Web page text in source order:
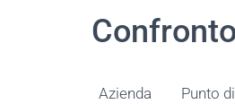
Azienda Punto